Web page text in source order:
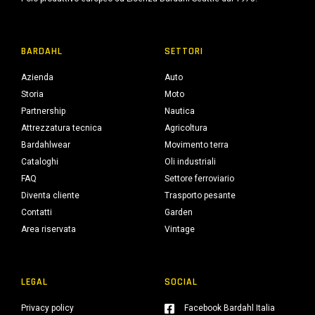
BARDAHL
Azienda
Storia
Partnership
Attrezzatura tecnica
Bardahlwear
Cataloghi
FAQ
Diventa cliente
Contatti
Area riservata
SETTORI
Auto
Moto
Nautica
Agricoltura
Movimento terra
Oli industriali
Settore ferroviario
Trasporto pesante
Garden
Vintage
LEGAL
Privacy policy
SOCIAL
Facebook Bardahl Italia